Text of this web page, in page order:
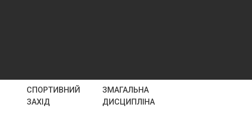
СПОРТИВНИЙ
ЗАХІД
ЗМАГАЛЬНА
ДИСЦИПЛІНА